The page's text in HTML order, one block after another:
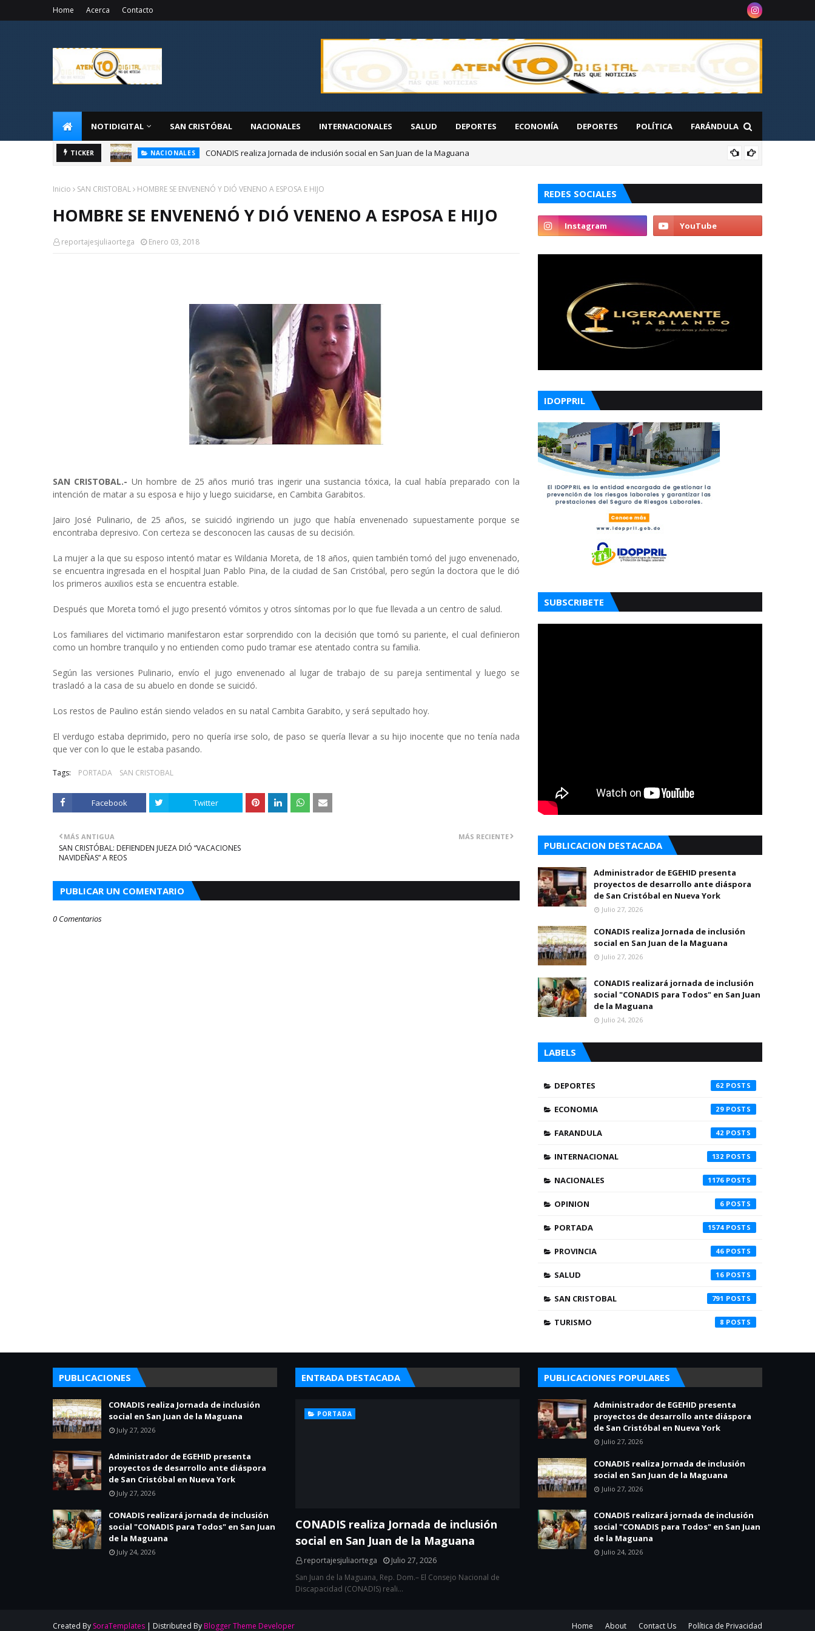
Home Acerca Contacto
NOTIDIGITAL SAN CRISTÓBAL NACIONALES INTERNACIONALES SALUD DEPORTES ECONOMÍA DEPORTES POLÍTICA FARÁNDULA
TICKER
NACIONALES CONADIS realiza Jornada de inclusión social en San Juan de la Maguana
Inicio SAN CRISTOBAL HOMBRE SE ENVENENÓ Y DIÓ VENENO A ESPOSA E HIJO
HOMBRE SE ENVENENÓ Y DIÓ VENENO A ESPOSA E HIJO
reportajesjuliaortega Enero 03, 2018
SAN CRISTOBAL.- Un hombre de 25 años murió tras ingerir una sustancia tóxica, la cual había preparado con la
intención de matar a su esposa e hijo y luego suicidarse, en Cambita Garabitos.
Jairo José Pulinario, de 25 años, se suicidó ingiriendo un jugo que había envenenado supuestamente porque se
encontraba depresivo. Con certeza se desconocen las causas de su decisión.
La mujer a la que su esposo intentó matar es Wildania Moreta, de 18 años, quien también tomó del jugo envenenado,
se encuentra ingresada en el hospital Juan Pablo Pina, de la ciudad de San Cristóbal, pero según la doctora que le dió
los primeros auxilios esta se encuentra estable.
Después que Moreta tomó el jugo presentó vómitos y otros síntomas por lo que fue llevada a un centro de salud.
Los familiares del victimario manifestaron estar sorprendido con la decisión que tomó su pariente, el cual definieron
como un hombre tranquilo y no entienden como pudo tramar ese atentado contra su familia.
Según las versiones Pulinario, envío el jugo envenenado al lugar de trabajo de su pareja sentimental y luego se
trasladó a la casa de su abuelo en donde se suicidó.
Los restos de Paulino están siendo velados en su natal Cambita Garabito, y será sepultado hoy.
El verdugo estaba deprimido, pero no quería irse solo, de paso se quería llevar a su hijo inocente que no tenía nada
que ver con lo que le estaba pasando.
Tags: PORTADA SAN CRISTOBAL
Facebook Twitter
MÁS RECIENTE
MÁS ANTIGUA
SAN CRISTÓBAL: DEFIENDEN JUEZA DIÓ “VACACIONES
NAVIDEÑAS” A REOS
PUBLICAR UN COMENTARIO
0 Comentarios
REDES SOCIALES
IDOPPRIL
SUBSCRIBETE
PUBLICACION DESTACADA
Administrador de EGEHID presenta
proyectos de desarrollo ante diáspora
de San Cristóbal en Nueva York
Julio 27, 2026
CONADIS realiza Jornada de inclusión
social en San Juan de la Maguana
Julio 27, 2026
CONADIS realizará jornada de inclusión
social "CONADIS para Todos" en San Juan
de la Maguana
Julio 24, 2026
LABELS
DEPORTES 62
ECONOMIA 29
FARANDULA 42
INTERNACIONAL 132
NACIONALES 1176
OPINION 6
PORTADA 1574
PROVINCIA 46
SALUD 16
SAN CRISTOBAL 791
TURISMO 8
PUBLICACIONES
CONADIS realiza Jornada de inclusión
social en San Juan de la Maguana
July 27, 2026
Administrador de EGEHID presenta
proyectos de desarrollo ante diáspora
de San Cristóbal en Nueva York
July 27, 2026
CONADIS realizará jornada de inclusión
social "CONADIS para Todos" en San Juan
de la Maguana
July 24, 2026
ENTRADA DESTACADA
PORTADA
CONADIS realiza Jornada de inclusión
social en San Juan de la Maguana
reportajesjuliaortega
Julio 27, 2026
San Juan de la Maguana, Rep. Dom.– El Consejo Nacional de
Discapacidad (CONADIS) reali…
PUBLICACIONES POPULARES
Administrador de EGEHID presenta
proyectos de desarrollo ante diáspora
de San Cristóbal en Nueva York
Julio 27, 2026
CONADIS realiza Jornada de inclusión
social en San Juan de la Maguana
Julio 27, 2026
CONADIS realizará jornada de inclusión
social "CONADIS para Todos" en San Juan
de la Maguana
Julio 24, 2026
Home About Contact Us Política de Privacidad
Created By SoraTemplates | Distributed By Blogger Theme Developer